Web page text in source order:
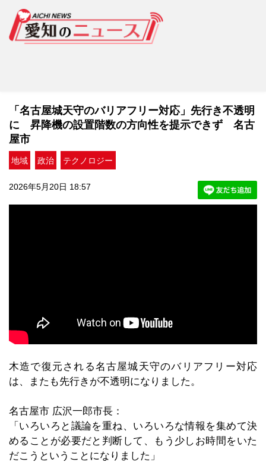
「名古屋城天守のバリアフリー対応」先行き不透明
に 昇降機の設置階数の方向性を提示できず 名古
屋市
地域 政治 テクノロジー
2026年5月20日 18:57
木造で復元される名古屋城天守のバリアフリー対応
は、またも先行きが不透明になりました。
名古屋市 広沢一郎市長：
「いろいろと議論を重ね、いろいろな情報を集めて決
めることが必要だと判断して、もう少しお時間をいた
だこうということになりました」